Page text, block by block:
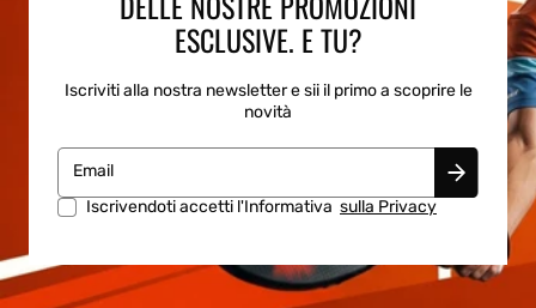
ESCLUSIVE. E TU?
Iscriviti alla nostra newsletter e sii il primo a scoprire le
novità
Email
Iscrivendoti accetti l'Informativa sulla Privacy